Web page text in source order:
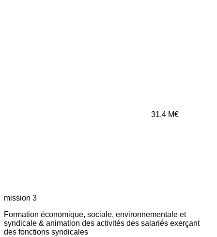
31.4 M€
mission 3
Formation économique, sociale, environnementale et
syndicale & animation des activités des salariés exerçant
des fonctions syndicales